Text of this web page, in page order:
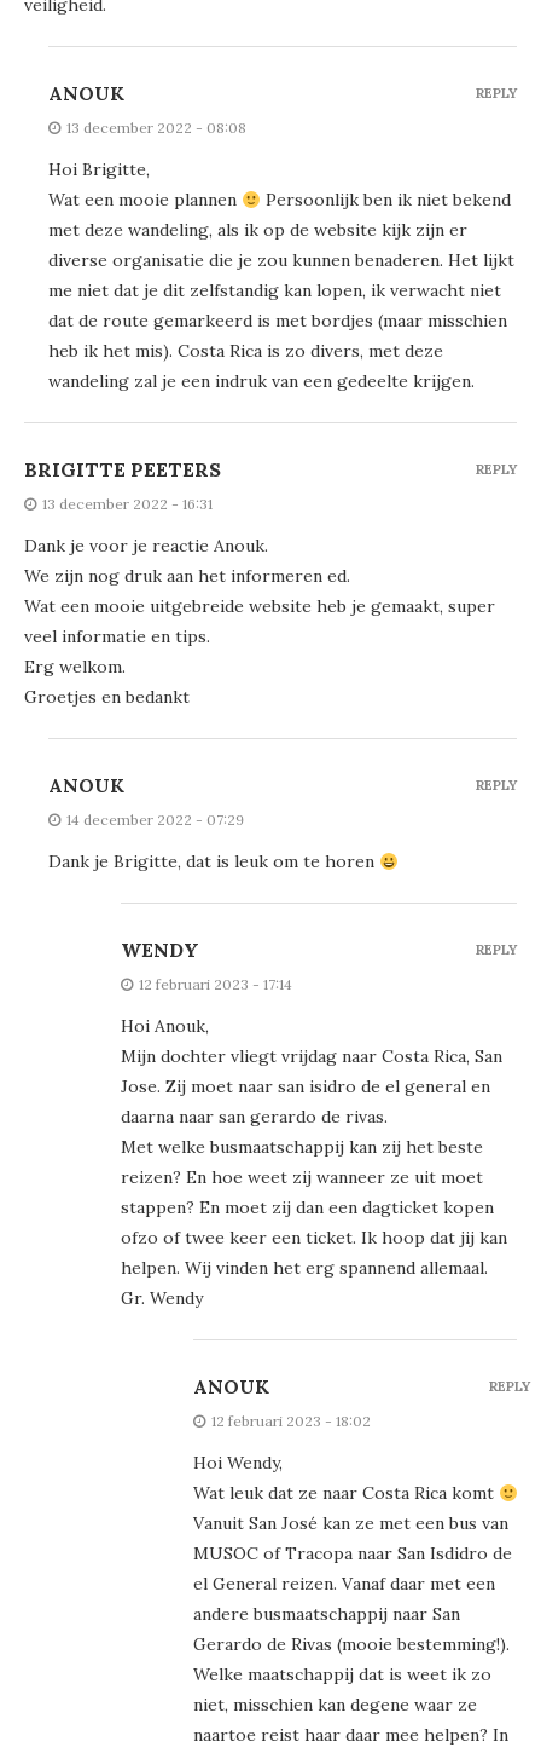
veiligheid.
ANOUK
13 december 2022 - 08:08
Hoi Brigitte,
Wat een mooie plannen
Persoonlijk ben ik niet bekend
met deze wandeling, als ik op de website kijk zijn er
diverse organisatie die je zou kunnen benaderen. Het lijkt
me niet dat je dit zelfstandig kan lopen, ik verwacht niet
dat de route gemarkeerd is met bordjes (maar misschien
heb ik het mis). Costa Rica is zo divers, met deze
wandeling zal je een indruk van een gedeelte krijgen.
REPLY
BRIGITTE PEETERS
13 december 2022 - 16:31
Dank je voor je reactie Anouk.
We zijn nog druk aan het informeren ed.
Wat een mooie uitgebreide website heb je gemaakt, super
veel informatie en tips.
Erg welkom.
Groetjes en bedankt
REPLY
ANOUK
14 december 2022 - 07:29
Dank je Brigitte, dat is leuk om te horen
REPLY
WENDY
12 februari 2023 - 17:14
Hoi Anouk,
Mijn dochter vliegt vrijdag naar Costa Rica, San
Jose. Zij moet naar san isidro de el general en
daarna naar san gerardo de rivas.
Met welke busmaatschappij kan zij het beste
reizen? En hoe weet zij wanneer ze uit moet
stappen? En moet zij dan een dagticket kopen
ofzo of twee keer een ticket. Ik hoop dat jij kan
helpen. Wij vinden het erg spannend allemaal.
Gr. Wendy
REPLY
ANOUK
12 februari 2023 - 18:02
Hoi Wendy,
Wat leuk dat ze naar Costa Rica komt
Vanuit San José kan ze met een bus van
MUSOC of Tracopa naar San Isdidro de
el General reizen. Vanaf daar met een
andere busmaatschappij naar San
Gerardo de Rivas (mooie bestemming!).
Welke maatschappij dat is weet ik zo
niet, misschien kan degene waar ze
naartoe reist haar daar mee helpen? In
REPLY